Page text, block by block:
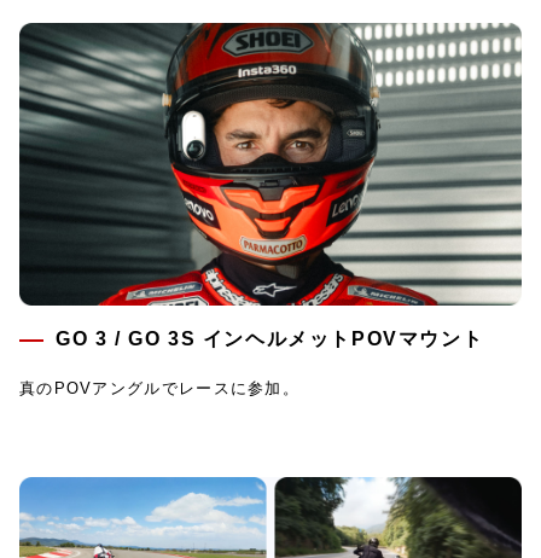
GO 3 / GO 3S インヘルメットPOVマウント
真のPOVアングルでレースに参加。